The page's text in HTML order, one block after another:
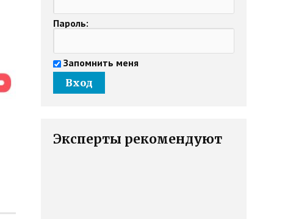
Пароль:
Запомнить меня
Эксперты рекомендуют